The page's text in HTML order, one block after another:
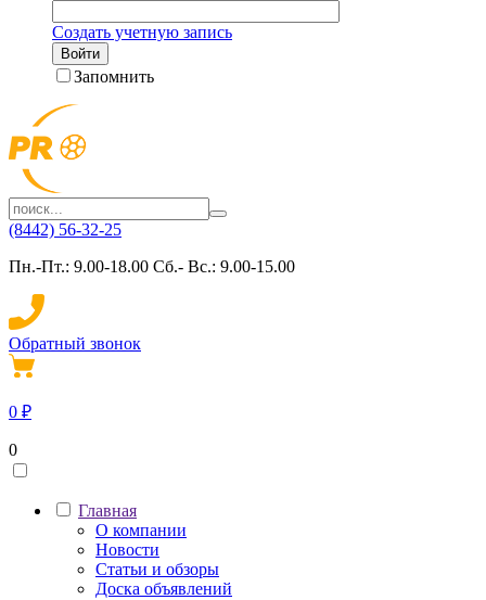
Создать учетную запись
Войти
Запомнить
(8442) 56-32-25
Пн.-Пт.: 9.00-18.00 Сб.- Вс.: 9.00-15.00
Обратный звонок
0 ₽
0
Главная
О компании
Новости
Статьи и обзоры
Доска объявлений